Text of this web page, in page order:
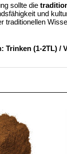
sollte die
und
traditionellen
Trinken (1-2TL) /